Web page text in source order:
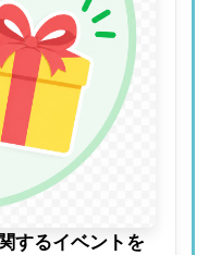
するイベントを